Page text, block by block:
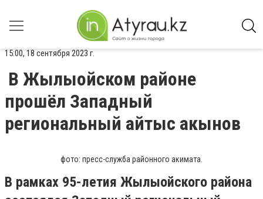
15:00, 18 сентября 2023 г.
В Жылыойском районе
прошёл Западный
региональный айтыс акынов
фото: пресс-служба районного акимата.
В рамках 95-летия Жылыойского района